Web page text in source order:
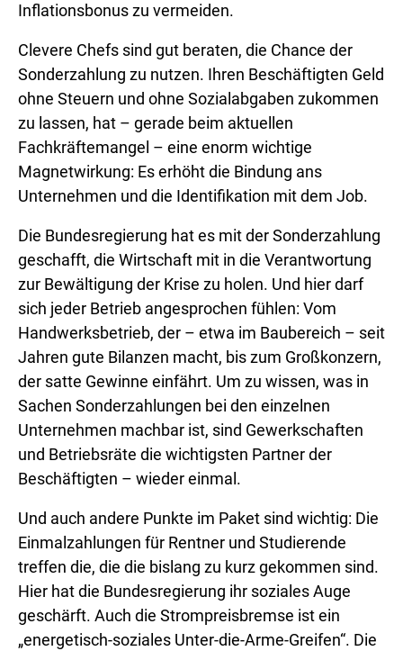
Inflationsbonus zu vermeiden.
Clevere Chefs sind gut beraten, die Chance der
Sonderzahlung zu nutzen. Ihren Beschäftigten Geld
ohne Steuern und ohne Sozialabgaben zukommen
zu lassen, hat – gerade beim aktuellen
Fachkräftemangel – eine enorm wichtige
Magnetwirkung: Es erhöht die Bindung ans
Unternehmen und die Identifikation mit dem Job.
Die Bundesregierung hat es mit der Sonderzahlung
geschafft, die Wirtschaft mit in die Verantwortung
zur Bewältigung der Krise zu holen. Und hier darf
sich jeder Betrieb angesprochen fühlen: Vom
Handwerksbetrieb, der – etwa im Baubereich – seit
Jahren gute Bilanzen macht, bis zum Großkonzern,
der satte Gewinne einfährt. Um zu wissen, was in
Sachen Sonderzahlungen bei den einzelnen
Unternehmen machbar ist, sind Gewerkschaften
und Betriebsräte die wichtigsten Partner der
Beschäftigten – wieder einmal.
Und auch andere Punkte im Paket sind wichtig: Die
Einmalzahlungen für Rentner und Studierende
treffen die, die die bislang zu kurz gekommen sind.
Hier hat die Bundesregierung ihr soziales Auge
geschärft. Auch die Strompreisbremse ist ein
„energetisch-soziales Unter-die-Arme-Greifen“. Die